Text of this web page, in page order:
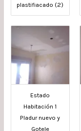
plastifiacado (2)
Estado
Habitación 1
Pladur nuevo y
Gotele